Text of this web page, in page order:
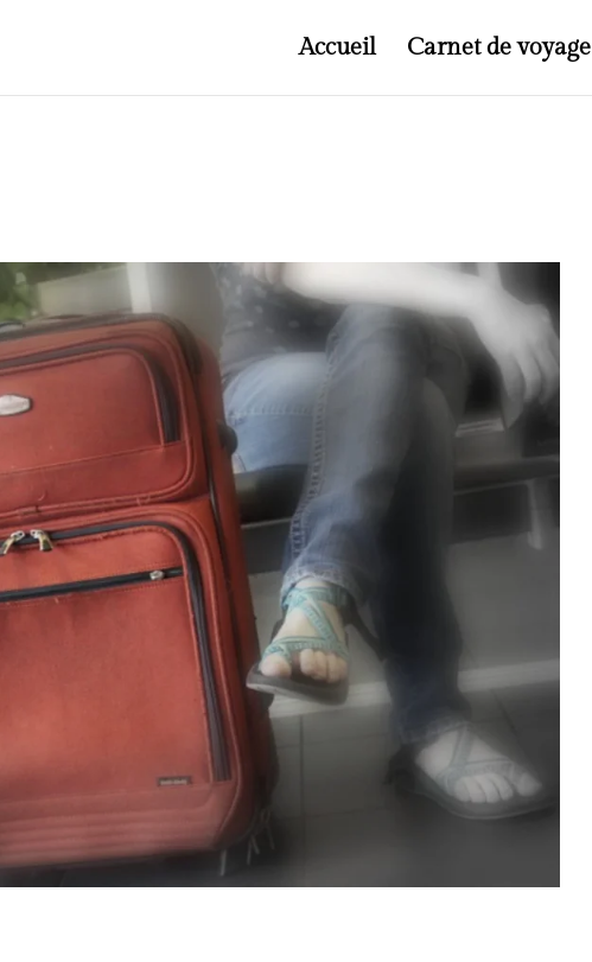
Accueil Carnet de voyage